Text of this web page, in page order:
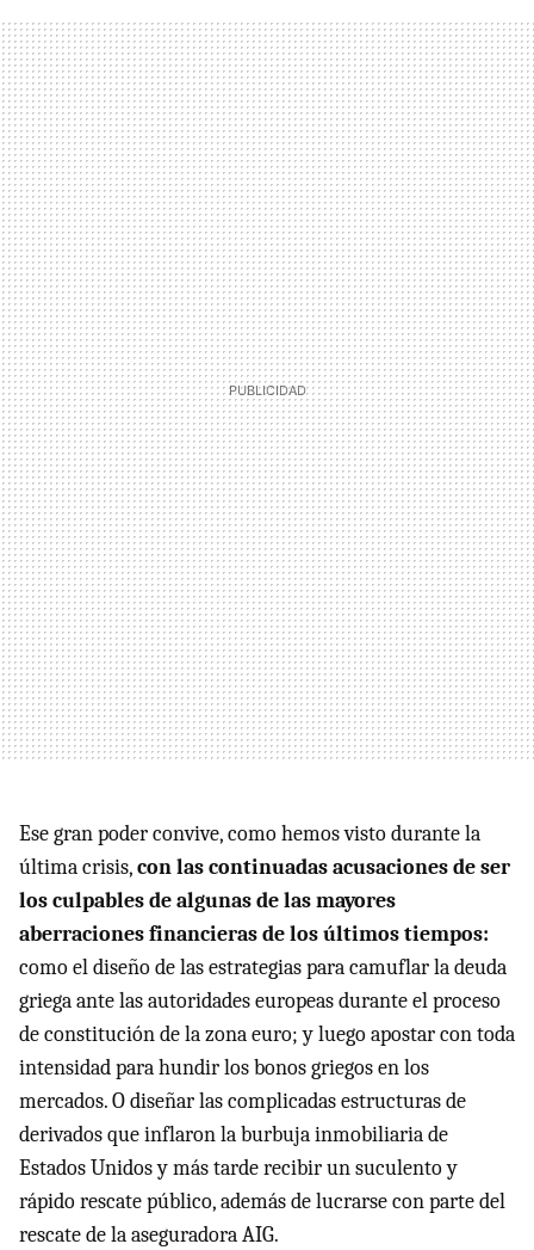
Ese gran poder convive, como hemos visto durante la
última crisis,con las continuadas acusaciones de ser
los culpables de algunas de las mayores
aberraciones financieras de los últimos tiempos:
como el diseño de las estrategias para camuflar la deuda
griega ante las autoridades europeas durante el proceso
de constitución de la zona euro; y luego apostar con toda
intensidad para hundir los bonos griegos en los
mercados. O diseñar las complicadas estructuras de
derivados que inflaron la burbuja inmobiliaria de
Estados Unidos y más tarde recibir un suculento y
rápido rescate público, además de lucrarse con parte del
rescate de la aseguradora AIG.